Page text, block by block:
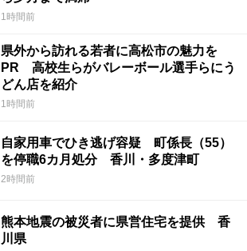
1時間前
県外から訪れる若者に高松市の魅力を
PR 高校生らがバレーボール選手らにう
どん店を紹介
1時間前
自家用車でひき逃げ容疑 町係長（55）
を停職6カ月処分 香川・多度津町
2時間前
熊本地震の被災者に県営住宅を提供 香
川県